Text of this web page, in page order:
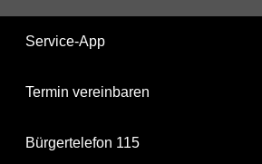
Service-App
Termin vereinbaren
Bürgertelefon 115